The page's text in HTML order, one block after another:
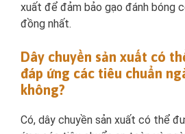
xuất để đảm bảo gạo đánh bóng
đồng nhất.
Dây chuyền sản xuất có
đáp ứng các tiêu chuẩn
không?
Có, dây chuyền sản xuất có thể